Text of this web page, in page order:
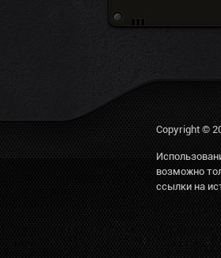
Copyright ©
возможно
ссылки на